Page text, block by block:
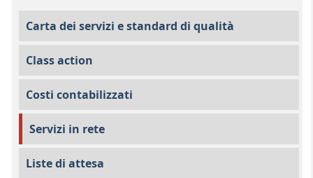
Carta dei servizi e standard di qualità
Class action
Costi contabilizzati
Servizi in rete
Liste di attesa